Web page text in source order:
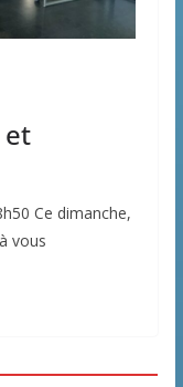
et
Ce dimanche,
vous